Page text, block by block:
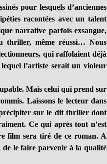
pour lesquels d’anciennes
racontées avec un talent
narrative parfois exsangue,
thriller, même réussi… Nous
qui raffolaient déjà
l’artiste serait un violeur
Mais celui qui prend sur
Laissons le lecteur dans
précipiter sur le dit thriller dont
Ce qui après tout n’est
film sera tiré de ce roman. A
le faire parvenir à la qualité